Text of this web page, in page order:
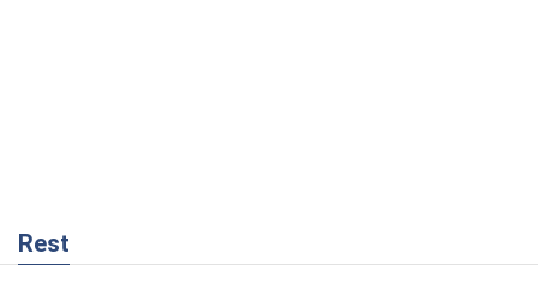
Rest